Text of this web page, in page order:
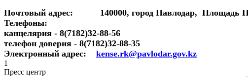
Почтовый адрес: 140000, город Павлодар, Площадь
Телефоны:
канцелярия - 8(7182)32-88-56
телефон доверия - 8(7182)32-88-35
Электронный адрес: kense.rk@pavlodar.gov.kz
1
Пресс центр